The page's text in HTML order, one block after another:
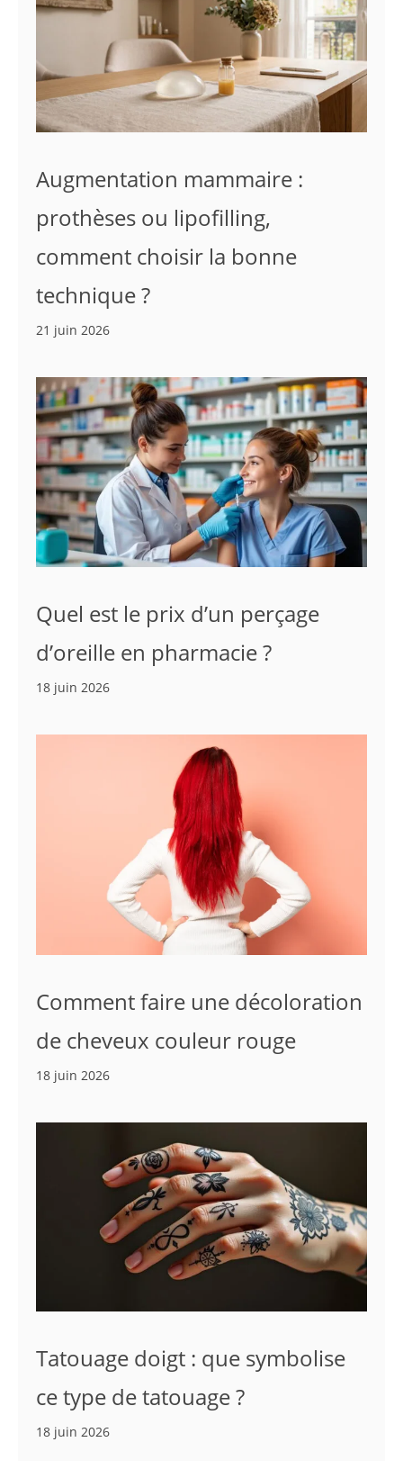
Augmentation mammaire :
prothèses ou lipofilling,
comment choisir la bonne
technique ?
21 juin 2026
Quel est le prix d’un perçage
d’oreille en pharmacie ?
18 juin 2026
Comment faire une décoloration
de cheveux couleur rouge
18 juin 2026
Tatouage doigt : que symbolise
ce type de tatouage ?
18 juin 2026